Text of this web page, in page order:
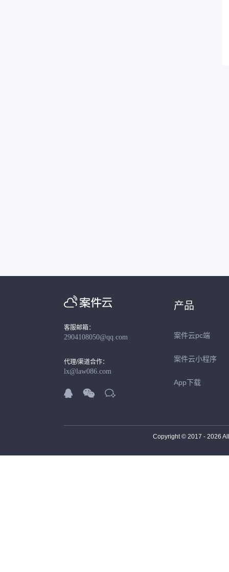
客服邮箱：
2904108050@qq.com
代理/渠道合作：
lx@law086.com
  
产品
案件云pc端
案件云小程序
App下载
Copyright © 2017 - 2026